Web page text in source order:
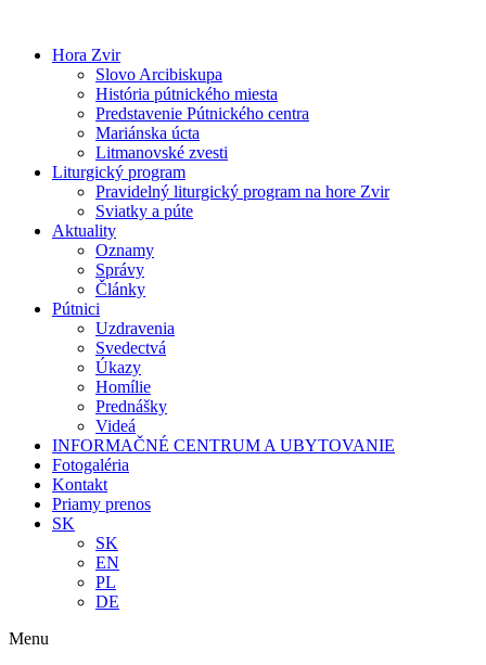
obsah
Hora Zvir
Slovo Arcibiskupa
História pútnického miesta
Predstavenie Pútnického centra
Mariánska úcta
Litmanovské zvesti
Liturgický program
Pravidelný liturgický program na hore Zvir
Sviatky a púte
Aktuality
Oznamy
Správy
Články
Pútnici
Uzdravenia
Svedectvá
Úkazy
Homílie
Prednášky
Videá
INFORMAČNÉ CENTRUM A UBYTOVANIE
Fotogaléria
Kontakt
Priamy prenos
SK
SK
EN
PL
DE
Menu